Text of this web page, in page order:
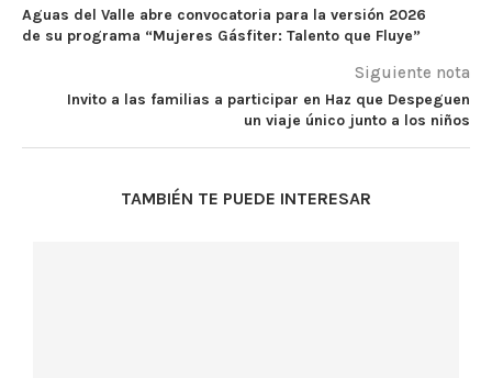
Aguas del Valle abre convocatoria para la versión 2026
de su programa “Mujeres Gásfiter: Talento que Fluye”
Siguiente nota
Invito a las familias a participar en Haz que Despeguen
un viaje único junto a los niños
TAMBIÉN TE PUEDE INTERESAR